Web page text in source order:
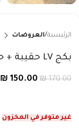
الرئيسية العروضات
بكج LV حقيبة + حزام
₪170.00
₪ 150.00
غير متوفر في المخزون